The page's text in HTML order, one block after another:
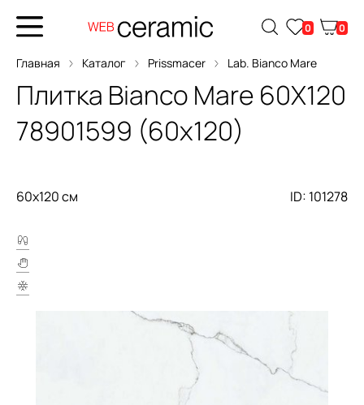
0 0
Главная Каталог Prissmacer Lab. Bianco Mare
Плитка Bianco Mare 60X120
78901599 (60x120)
60x120 см ID: 101278